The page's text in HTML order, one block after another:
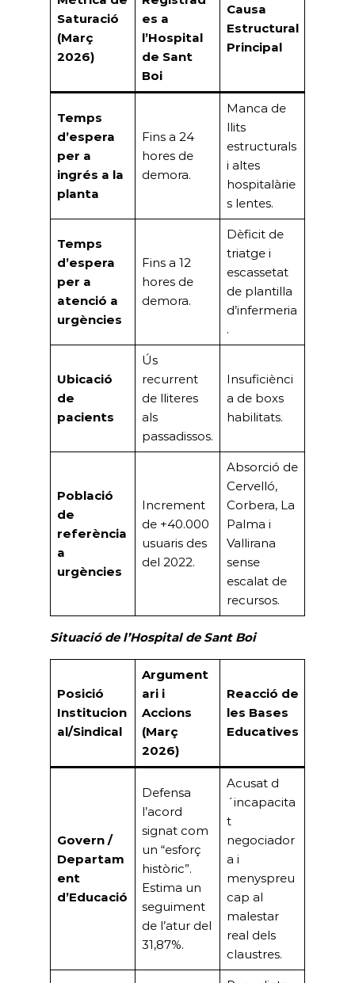
Saturació
(Març
2026)
es a
l’Hospital
de Sant
Boi
Causa
Estructural
Principal
Temps
d’espera
per a
ingrés a la
planta
Fins a 24
hores de
demora.
Manca de
llits
estructurals
i altes
hospitalàrie
s lentes.
Temps
d’espera
per a
atenció a
urgències
Fins a 12
hores de
demora.
Dèficit de
triatge i
escassetat
de plantilla
d’infermeria
.
Ubicació
de
pacients
Ús
recurrent
de lliteres
als
passadissos.
Insuficiènci
a de boxs
habilitats.
Població
de
referència
a
urgències
Increment
de +40.000
usuaris des
del 2022.
Absorció de
Cervelló,
Corbera, La
Palma i
Vallirana
sense
escalat de
recursos.
Situació de l’Hospital de Sant Boi
Posició
Institucion
al/Sindical
Argument
ari i
Accions
(Març
2026)
Reacció de
les Bases
Educatives
Govern /
Departam
ent
d’Educació
Defensa
l’acord
signat com
un “esforç
històric”.
Estima un
seguiment
de l’atur del
31,87%.
Acusat d
´incapacita
t
negociador
a i
menyspreu
cap al
malestar
real dels
claustres.